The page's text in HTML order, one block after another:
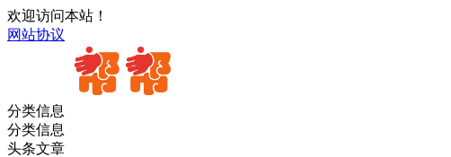
欢迎访问本站！
网站协议
分类信息
分类信息
头条文章